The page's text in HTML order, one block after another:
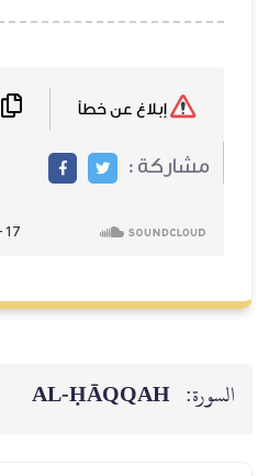
مشاركة :
السورة: AL‑ḤĀQQAH